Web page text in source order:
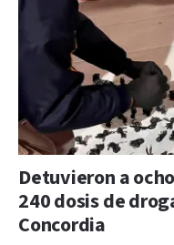
Detuvieron a
240 dosis de
Concordia